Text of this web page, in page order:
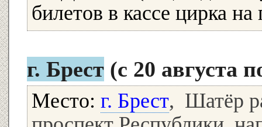
билетов в кассе цирка
г. Брест (с 20 августа
Место: г. Брест, Шатёр